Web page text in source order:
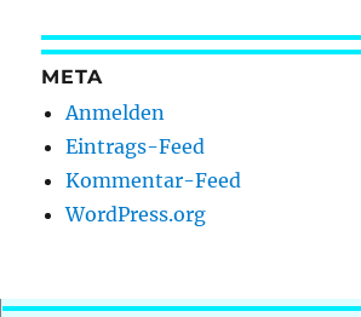
META
Anmelden
Eintrags-Feed
Kommentar-Feed
WordPress.org